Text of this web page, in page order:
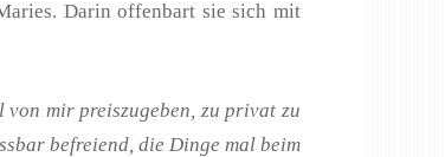
Darin offenbart sie sich mit
mir preiszugeben, zu privat zu
befreiend, die Dinge mal beim